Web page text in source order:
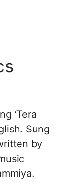
‘Tera
Sung
by